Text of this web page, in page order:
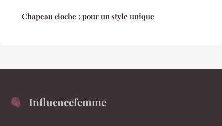
Chapeau cloche : pour un style unique
Influencefemme